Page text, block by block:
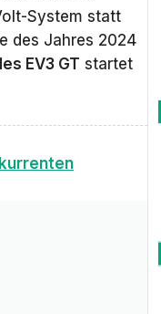
System statt
des Jahres 2024
EV3 GT startet